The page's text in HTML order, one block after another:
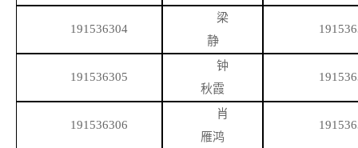
191536304
梁
静
191536305
钟
秋霞
191536306
肖
雁鸿